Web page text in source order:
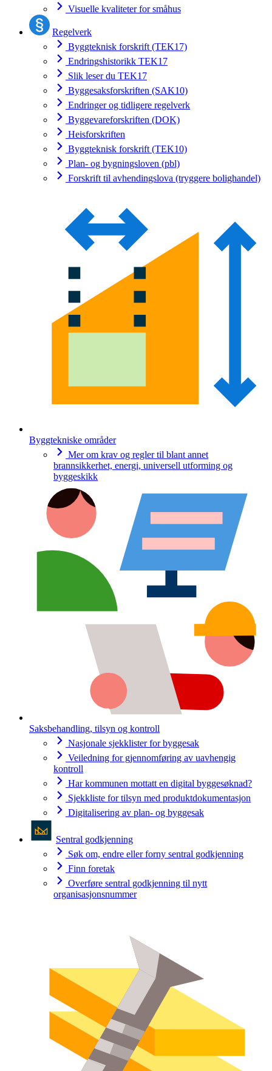
Visuelle kvaliteter for småhus
Regelverk
Byggteknisk forskrift (TEK17)
Endringshistorikk TEK17
Slik leser du TEK17
Byggesaksforskriften (SAK10)
Endringer og tidligere regelverk
Byggevareforskriften (DOK)
Heisforskriften
Byggteknisk forskrift (TEK10)
Plan- og bygningsloven (pbl)
Forskrift til avhendingslova (tryggere bolighandel)
Byggtekniske områder
Mer om krav og regler til blant annet
brannsikkerhet, energi, universell utforming og
byggeskikk
Saksbehandling, tilsyn og kontroll
Nasjonale sjekklister for byggesak
Veiledning for gjennomføring av uavhengig
kontroll
Har kommunen mottatt en digital byggesøknad?
Sjekkliste for tilsyn med produktdokumentasjon
Digitalisering av plan- og byggesak
Sentral godkjenning
Søk om, endre eller forny sentral godkjenning
Finn foretak
Overføre sentral godkjenning til nytt
organisasjonsnummer